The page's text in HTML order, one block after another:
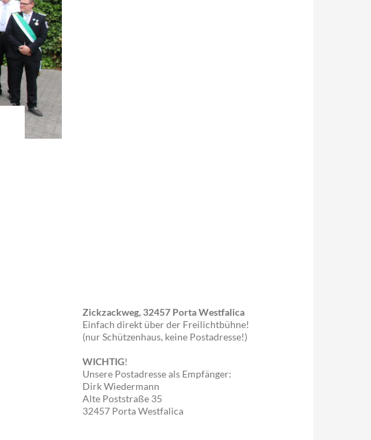
Zickzackweg, 32457 Porta Westfalica
Einfach direkt über der Freilichtbühne!
(nur Schützenhaus, keine Postadresse!)
WICHTIG!
Unsere Postadresse als Empfänger:
Dirk Wiedermann
Alte Poststraße 35
32457 Porta Westfalica